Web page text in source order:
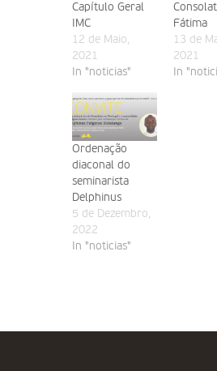
Capítulo Geral
IMC
12 de Maio,
2021
In "noticias"
Fátima
13 de
2021
In
Ordenação
diaconal do
seminarista
Delphinus
5 de Dezembro,
2022
In "noticias"